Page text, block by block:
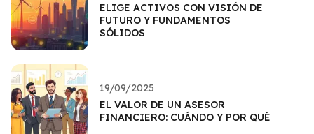
ELIGE ACTIVOS CON VISIÓN DE
FUTURO Y FUNDAMENTOS
SÓLIDOS
19/09/2025
EL VALOR DE UN ASESOR
FINANCIERO: CUÁNDO Y POR QUÉ